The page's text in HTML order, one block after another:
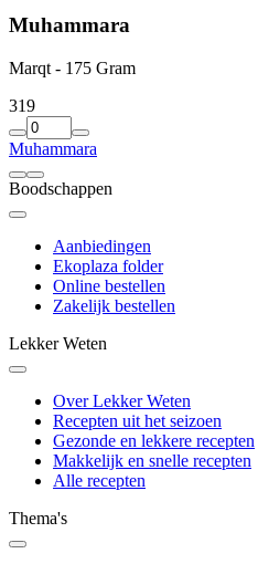
Muhammara
Marqt - 175 Gram
319
Muhammara
Boodschappen
Aanbiedingen
Ekoplaza folder
Online bestellen
Zakelijk bestellen
Lekker Weten
Over Lekker Weten
Recepten uit het seizoen
Gezonde en lekkere recepten
Makkelijk en snelle recepten
Alle recepten
Thema's